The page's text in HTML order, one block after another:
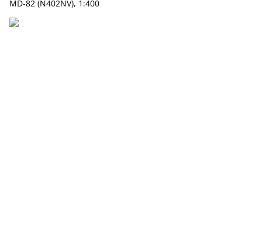
MD-82 (N402NV), 1:400